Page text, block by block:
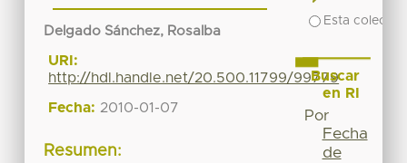
Delgado Sánchez, Rosalba
URI:
http://hdl.handle.net/20.500.11799/99779
Fecha: 2010-01-07
Resumen:
Esta
Buscar
en RI
Por
Fecha
de